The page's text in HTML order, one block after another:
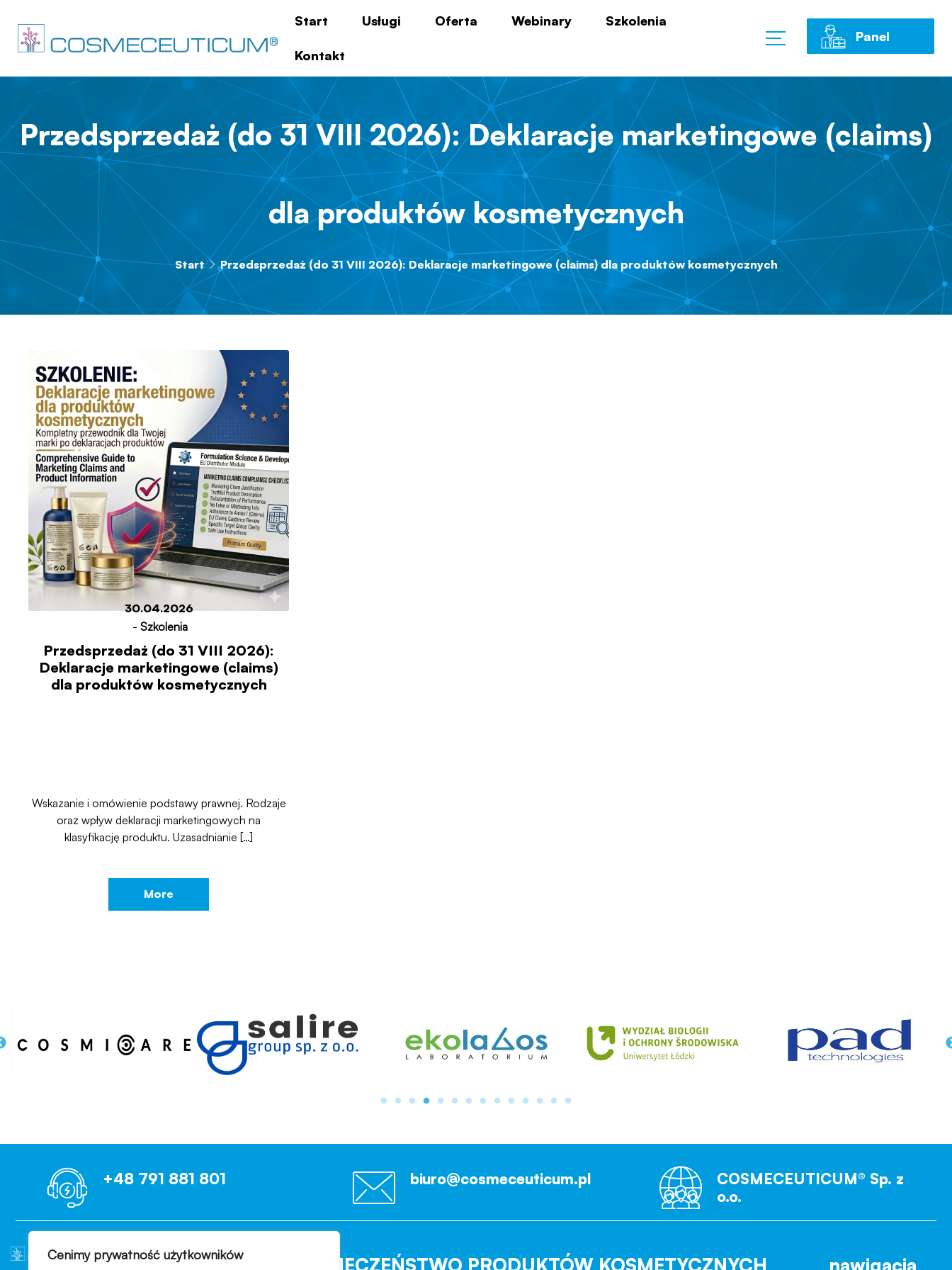
Cenimy prywatność użytkowników
Start Usługi Oferta Webinary Szkolenia
Kontakt
Panel
Przedsprzedaż (do 31 VIII 2026): Deklaracje marketingowe (claims)
dla produktów kosmetycznych
Start Przedsprzedaż (do 31 VIII 2026): Deklaracje marketingowe (claims) dla produktów kosmetycznych
30.04.2026
- Szkolenia
Przedsprzedaż (do 31 VIII 2026):
Deklaracje marketingowe (claims)
dla produktów kosmetycznych
Wskazanie i omówienie podstawy prawnej. Rodzaje
oraz wpływ deklaracji marketingowych na
klasyfikację produktu. Uzasadnianie […]
More
+48 791 881 801 biuro@cosmeceuticum.pl
COSMECEUTICUM® Sp. z
o.o.
OCENIAMY BEZPIECZEŃSTWO PRODUKTÓW KOSMETYCZNYCH nawigacja